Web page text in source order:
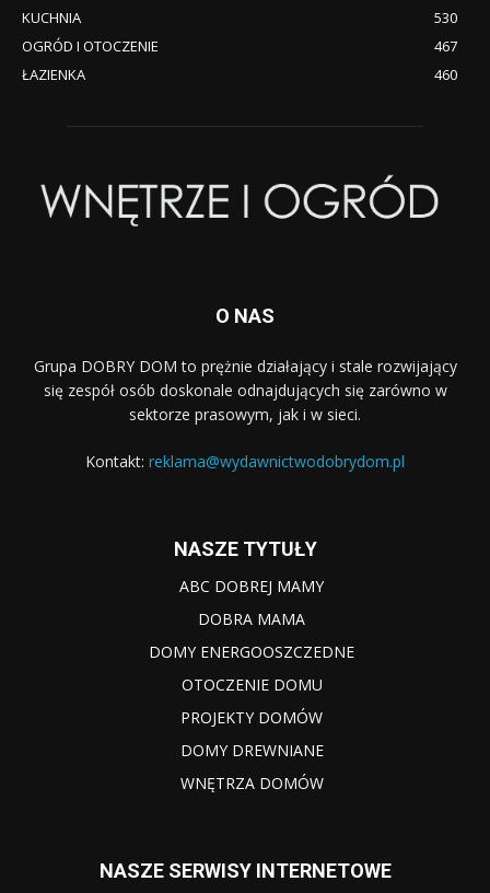
KUCHNIA
530
OGRÓD I OTOCZENIE
467
ŁAZIENKA
460
O NAS
Grupa DOBRY DOM to prężnie działający i stale rozwijający
się zespół osób doskonale odnajdujących się zarówno w
sektorze prasowym, jak i w sieci.
Kontakt: reklama@wydawnictwodobrydom.pl
NASZE TYTUŁY
ABC DOBREJ MAMY
DOBRA MAMA
DOMY ENERGOOSZCZEDNE
OTOCZENIE DOMU
PROJEKTY DOMÓW
DOMY DREWNIANE
WNĘTRZA DOMÓW
NASZE SERWISY INTERNETOWE